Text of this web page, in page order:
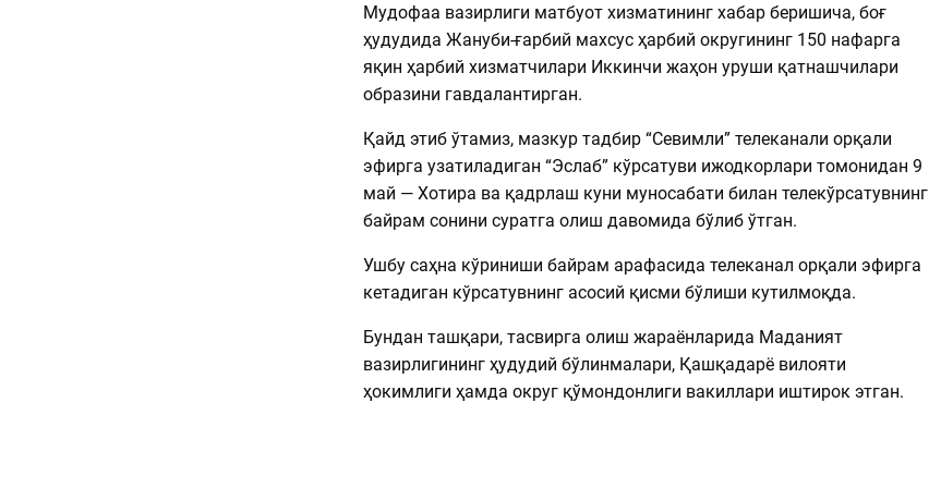
Мудофаа вазирлиги матбуот хизматининг хабар беришича, боғ
ҳудудида Жануби-ғарбий махсус ҳарбий округининг 150 нафарга
яқин ҳарбий хизматчилари Иккинчи жаҳон уруши қатнашчилари
образини гавдалантирган.
Қайд этиб ўтамиз, мазкур тадбир “Севимли” телеканали орқали
эфирга узатиладиган “Эслаб” кўрсатуви ижодкорлари томонидан 9
май — Хотира ва қадрлаш куни муносабати билан телекўрсатувнинг
байрам сонини суратга олиш давомида бўлиб ўтган.
Ушбу саҳна кўриниши байрам арафасида телеканал орқали эфирга
кетадиган кўрсатувнинг асосий қисми бўлиши кутилмоқда.
Бундан ташқари, тасвирга олиш жараёнларида Маданият
вазирлигининг ҳудудий бўлинмалари, Қашқадарё вилояти
ҳокимлиги ҳамда округ қўмондонлиги вакиллари иштирок этган.